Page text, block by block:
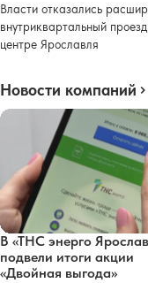
Власти отказались
внутриквартальный
центре Ярославля
Новости компаний
В «ТНС энерго
подвели итоги акции
«Двойная выгода»